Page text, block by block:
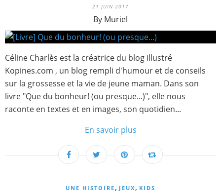
21 JUIN 2017
By Muriel
Céline Charlès est la créatrice du blog illustré
Kopines.com , un blog rempli d'humour et de conseils
sur la grossesse et la vie de jeune maman. Dans son
livre "Que du bonheur! (ou presque...)", elle nous
raconte en textes et en images, son quotidien...
En savoir plus
UNE HISTOIRE , JEUX , KIDS